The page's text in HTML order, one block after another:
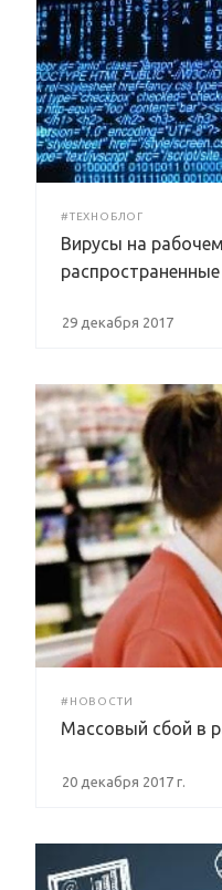
#ТЕХНОБЛОГ
Вирусы на
29 декабря 2017
#НОВОСТИ
Массовый сбой в
20 декабря 2017 г.